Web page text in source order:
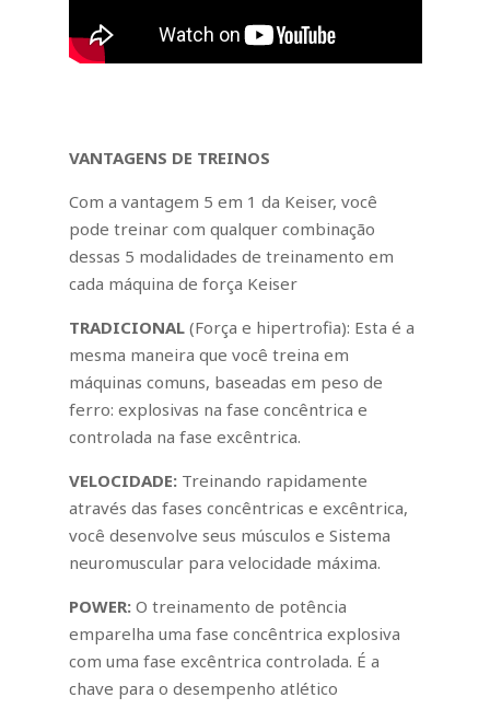
VANTAGENS DE TREINOS
Com a vantagem 5 em 1 da Keiser, você
pode treinar com qualquer combinação
dessas 5 modalidades de treinamento em
cada máquina de força Keiser
TRADICIONAL(Força e hipertrofia): Esta é a
mesma maneira que você treina em
máquinas comuns, baseadas em peso de
ferro: explosivas na fase concêntrica e
controlada na fase excêntrica.
VELOCIDADE: Treinando rapidamente
através das fases concêntricas e excêntrica,
você desenvolve seus músculos e Sistema
neuromuscular para velocidade máxima.
POWER: O treinamento de potência
emparelha uma fase concêntrica explosiva
com uma fase excêntrica controlada. É a
chave para o desempenho atlético